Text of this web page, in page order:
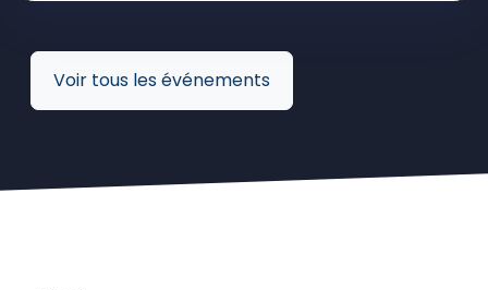
Voir tous les événements